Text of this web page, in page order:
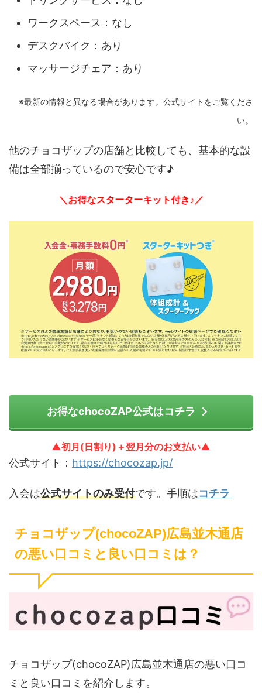
ワークスペース：なし
デスクバイク：あり
マッサージチェア：あり
※最新の情報と異なる場合があります。公式サイトをご覧くださ
い。
他のチョコザップの店舗と比較しても、基本的な設
備は全部揃っているので安心です♪
＼お得なスターターキット付き♪／
お得なchocoZAP公式はコチラ
▲初月(日割り)＋翌月分のお支払い▲
公式サイト： https://chocozap.jp/
入会は公式サイトのみ受付です。手順はコチラ
チョコザップ(chocoZAP)広島並木通店
の悪い口コミと良い口コミは？
チョコザップ(chocoZAP)広島並木通店の悪い口コ
ミと良い口コミを紹介します。